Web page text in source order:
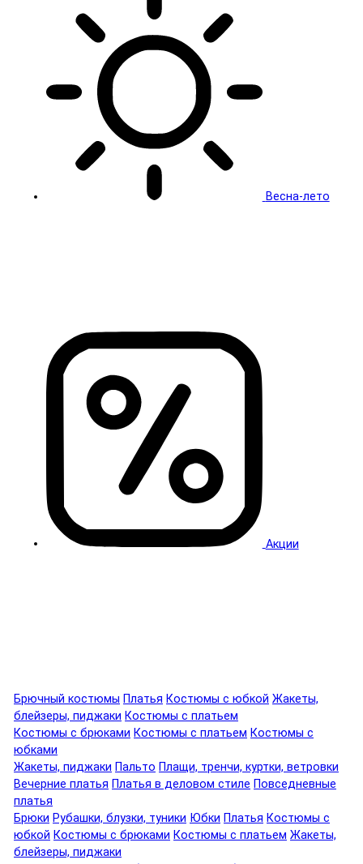
Весна-лето
Акции
Брючный костюмы Платья Костюмы с юбкой Жакеты,
блейзеры, пиджаки Костюмы с платьем
Костюмы с брюками Костюмы с платьем Костюмы с
юбками
Жакеты, пиджаки Пальто Плащи, тренчи, куртки, ветровки
Вечерние платья Платья в деловом стиле Повседневные
платья
Брюки Рубашки, блузки, туники Юбки Платья Костюмы с
юбкой Костюмы с брюками Костюмы с платьем Жакеты,
блейзеры, пиджаки